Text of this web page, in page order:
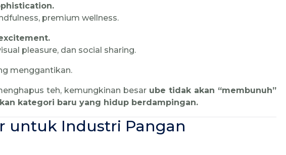
premium wellness.
pleasure, dan social sharing.
menggantikan.
teh, kemungkinan besar ube tidak akan “membunuh”
kategori baru yang hidup berdampingan.
untuk Industri Pangan